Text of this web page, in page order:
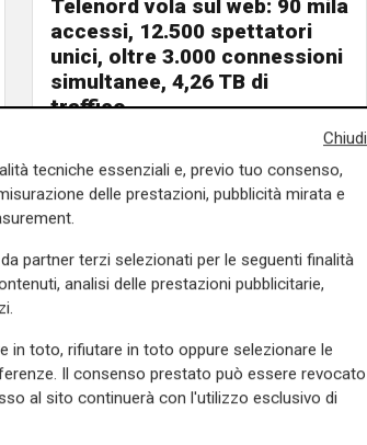
Telenord vola sul web: 90 mila
accessi, 12.500 spettatori
unici, oltre 3.000 connessioni
simultanee, 4,26 TB di
traffico
02/08/2026
Chiudi
tecniche essenziali e, previo tuo consenso,
delle prestazioni, pubblicità mirata e
partner terzi selezionati per le seguenti finalità
analisi delle prestazioni pubblicitarie,
in toto, rifiutare in toto oppure selezionare le
Il consenso prestato può essere revocato
al sito continuerà con l'utilizzo esclusivo di